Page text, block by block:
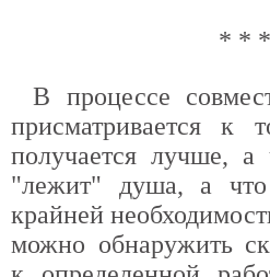
* * *
В процессе
присматривается к
получается лучше,
"лежит" душа, а что
крайней
можно обнаружить